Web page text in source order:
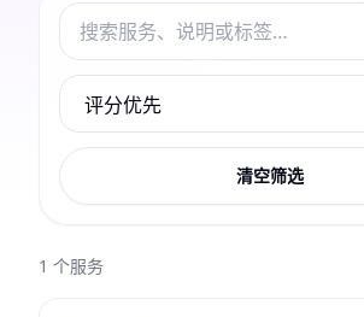
清空筛选
1 个服务